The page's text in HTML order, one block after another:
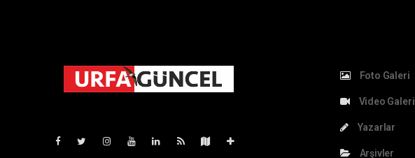
Foto Galeri
Video Galeri
Yazarlar
Arşivler